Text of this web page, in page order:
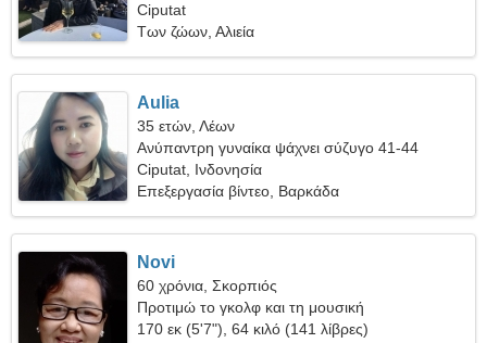
Ciputat
Των ζώων, Αλιεία
Aulia
35 ετών, Λέων
Ανύπαντρη γυναίκα ψάχνει σύζυγο 41-44
Ciputat, Ινδονησία
Επεξεργασία βίντεο, Βαρκάδα
Novi
60 χρόνια, Σκορπιός
Προτιμώ το γκολφ και τη μουσική
170 εκ (5'7"), 64 κιλό (141 λίβρες)